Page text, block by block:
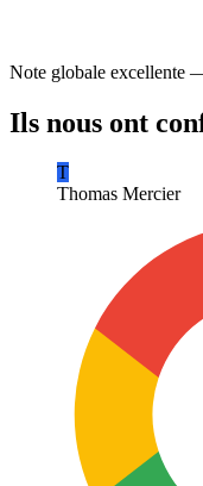
Note globale excellente
Ils nous ont
T
Thomas Mercier